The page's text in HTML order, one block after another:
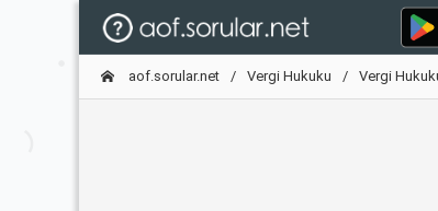
aof.sorular.net Vergi Hukuku Vergi